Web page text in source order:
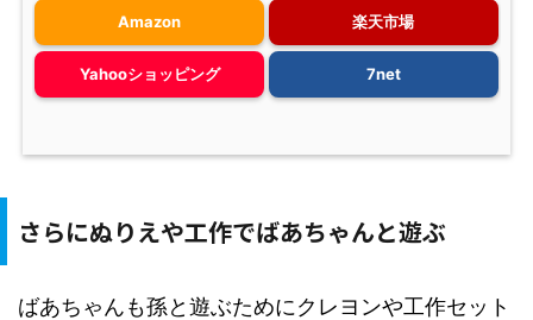
Amazon 楽天市場
Yahooショッピング 7net
さらにぬりえや工作でばあちゃんと遊ぶ
ばあちゃんも孫と遊ぶためにクレヨンや工作セット